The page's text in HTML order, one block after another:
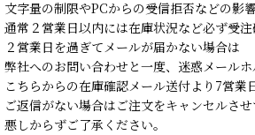
文字量の制限やPCからの受信拒否などの影
通常２営業日以内には在庫状況など必ず受
２営業日を過ぎてメールが届かない場合は
弊社へのお問い合わせと一度、迷惑メールホ
こちらからの在庫確認メール送付より7営業
ご返信がない場合はご注文をキャンセルさせ
悪しからずご了承ください。